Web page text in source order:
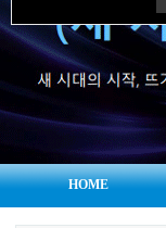
HOME